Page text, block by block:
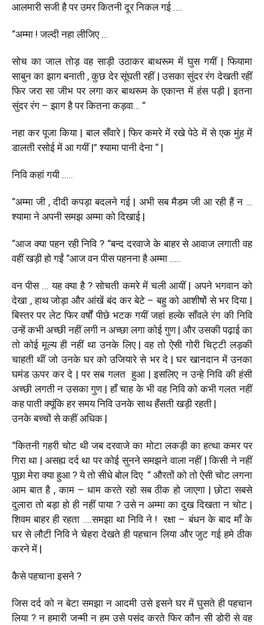
आलमारी सजी है पर उमर कितनी दूर निकल गई ….
“अम्मा ! जल्दी नहा लीजिए …
सोच का जाल तोड़ वह साड़ी उठाकर बाथरूम में घुस गयीं | फियामा
साबुन का झाग बनाती , कुछ देर सूंघती रहीं | उसका सुंदर रंग देखती रहीं
फिर जरा सा जीभ पर लगा कर बाथरूम के एकान्त में हंस पड़ी | इतना
सुंदर रंग – झाग है पर कितना कड़वा… “
नहा कर पूजा किया | बाल सँवारे | फिर कमरे में रखे पेठे में से एक मुंह में
डालती रसोई में आ गयीं |” श्यामा पानी देना “ |
निवि कहां गयी …..
“अम्मा जी , दीदी कपड़ा बदलने गई | अभी सब मैडम जी आ रही हैं न …
श्यामा ने अपनी समझ अम्मा को दिखाई |
“आज क्या पहन रही निवि ? “बन्द दरवाजे के बाहर से आवाज लगाती वह
वहीं खड़ी हो गईं “आज वन पीस पहनना है अम्मा …..
वन पीस … यह क्या है ? सोचती कमरे में चली आयीं | अपने भगवान को
देखा , हाथ जोड़ा और आंखें बंद कर बेटे – बहु को आशीषों से भर दिया |
बिस्तर पर लेट फिर वर्षों पीछे भटक गयीं जहां हल्के साँवले रंग की निवि
उन्हें कभी अच्छी नहीं लगी न अच्छा लगा कोई गुण | और उसकी पढ़ाई का
तो कोई मूल्य ही नहीं था उनके लिए | वह तो ऐसी गोरी चिट्टी लड़की
चाहती थीं जो उनके घर को उजियारे से भर दे | घर खानदान में उनका
घमंड ऊपर कर दे | पर सब गलत हुआ | इसलिए न उन्हे निवि की हंसी
अच्छी लगती न उसका गुण | हाँ चाह के भी वह निवि को कभी गलत नहीं
कह पाती क्यूंकि हर समय निवि उनके साथ हँसती खड़ी रहती |
उनके बच्चों से कहीं अधिक |
“कितनी गहरी चोट थी जब दरवाजे का मोटा लकड़ी का हत्था कमर पर
गिरा था | असह्य दर्द था पर कोई सुनने समझने वाला नहीं | किसी ने नहीं
पूछा मेरा क्या हुआ ? ये तो सीधे बोल दिए “ औरतों को तो ऐसी चोट लगना
आम बात है , काम – धाम करते रहो सब ठीक हो जाएगा | छोटा सबसे
दुलारा तो बड़ा हो ही नहीं पाया ? उसे न अम्मा का दुख दिखता न चोट |
शिवम बाहर ही रहता ….समझा था निवि ने ! रक्षा – बंधन के बाद माँ के
घर से लौटी निवि ने चेहरा देखते ही पहचान लिया और जुट गई हमे ठीक
करने में |
कैसे पहचाना इसने ?
जिस दर्द को न बेटा समझा न आदमी उसे इसने घर में घुसते ही पहचान
लिया ? न हमारी जन्मी न हम उसे पसंद करते फिर कौन सी डोरी से वह